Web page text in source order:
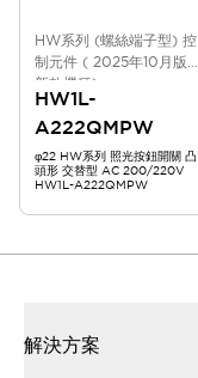
HW系列 (螺絲端子型) 控
制元件 ( 2025年10月版
新款機種)
HW1L-
A222QMPW
φ22 HW系列 照光按鈕開關 凸
頭形 交替型 AC 200/220V
HW1L-A222QMPW
解決方案